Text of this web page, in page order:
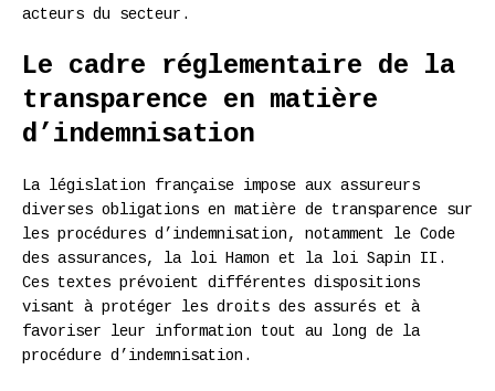
acteurs du secteur.
Le cadre réglementaire de la
transparence en matière
d’indemnisation
La législation française impose aux assureurs
diverses obligations en matière de transparence sur
les procédures d’indemnisation, notamment le Code
des assurances, la loi Hamon et la loi Sapin II.
Ces textes prévoient différentes dispositions
visant à protéger les droits des assurés et à
favoriser leur information tout au long de la
procédure d’indemnisation.